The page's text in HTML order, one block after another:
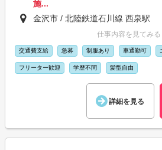
施...
金沢市 / 北陸鉄道石川線 西泉駅
仕事内容を見てみ
交通費支給 急募 制服あり 車通勤可
フリーター歓迎 学歴不問 髪型自由
詳細を見る